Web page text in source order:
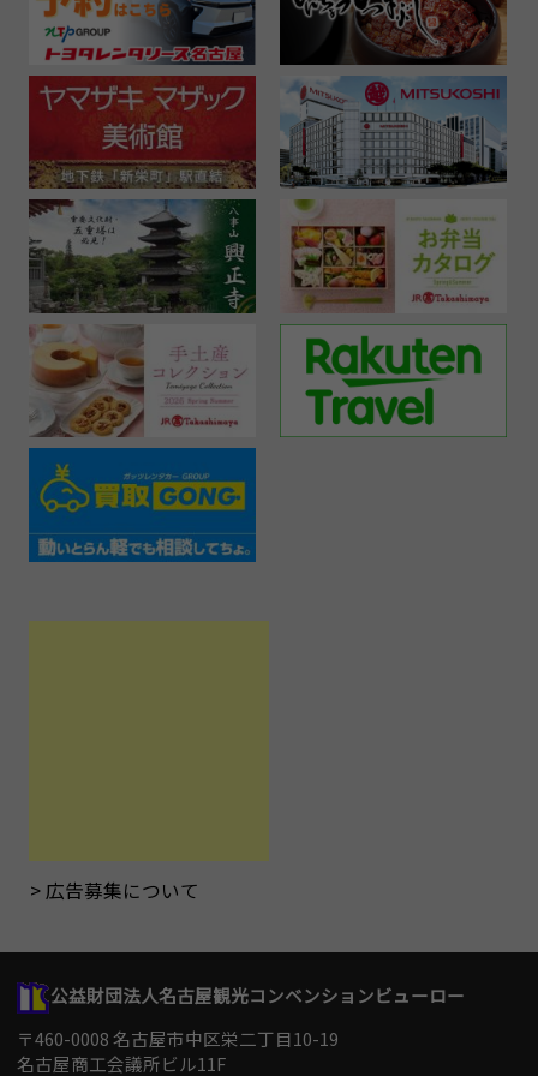
広告募集について
公益財団法人名古屋観光コンベンションビューロー
〒460-0008 名古屋市中区栄二丁目10-19
名古屋商工会議所ビル11F